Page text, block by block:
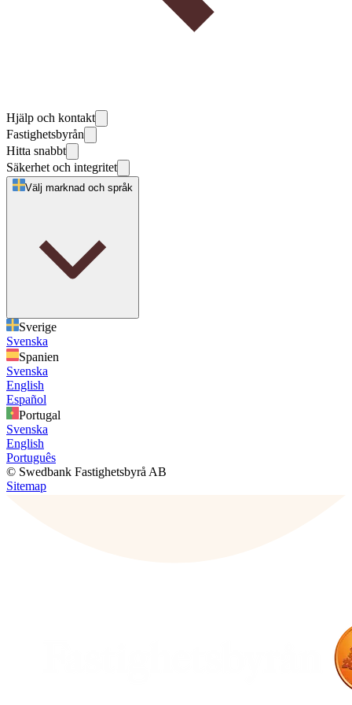
Hjälp och kontakt
Fastighetsbyrån
Hitta snabbt
Säkerhet och integritet
Välj marknad och språk
Sverige
Svenska
Spanien
Svenska
English
Español
Portugal
Svenska
English
Português
© Swedbank Fastighetsbyrå AB
Sitemap